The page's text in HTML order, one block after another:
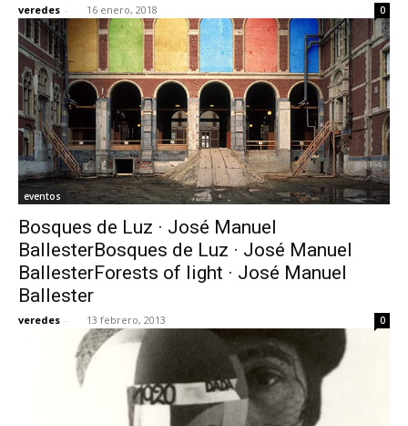
veredes - 16 enero, 2018 0
eventos
Bosques de Luz · José Manuel
BallesterBosques de Luz · José Manuel
BallesterForests of light · José Manuel
Ballester
veredes - 13 febrero, 2013 0